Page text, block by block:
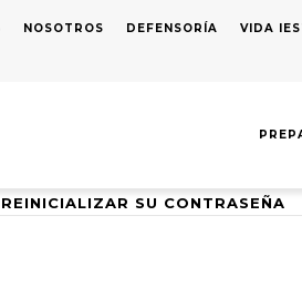
NOSOTROS DEFENSORÍA VIDA
REINICIALIZAR SU CONTRASEÑA